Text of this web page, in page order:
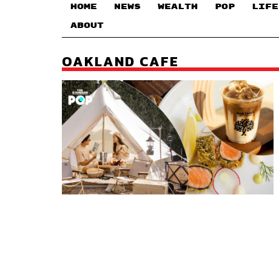
HOME NEWS WEALTH POP LIFE
ABOUT
OAKLAND CAFE